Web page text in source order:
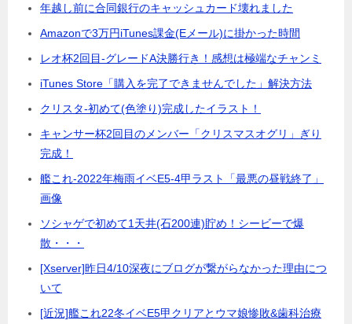
年越し前に合同銀行のキャッシュカード壊れました
Amazonで3万円iTunes課金(Eメール)に掛かった時間
レオ杯2回目-グレードA決勝行き！感想は極端なチャンミ
iTunes Store「購入を完了できませんでした」解決方法
クリスタ-初めて(色塗り)完成したイラスト！
キャンサー杯2回目のメンバー「クリスマスオグリ」ぎり
完成！
艦これ-2022年梅雨イベE5-4甲ラスト「最悪の昼戦終了」
画像
ソシャゲで初めて1天井(石200連)貯め！シービーで爆
散・・・
[Xserver]昨日4/10深夜にブログが繋がらなかった理由につ
いて
[近況]艦これ22冬イベE5甲クリアとウマ娘惨敗&歯科治療